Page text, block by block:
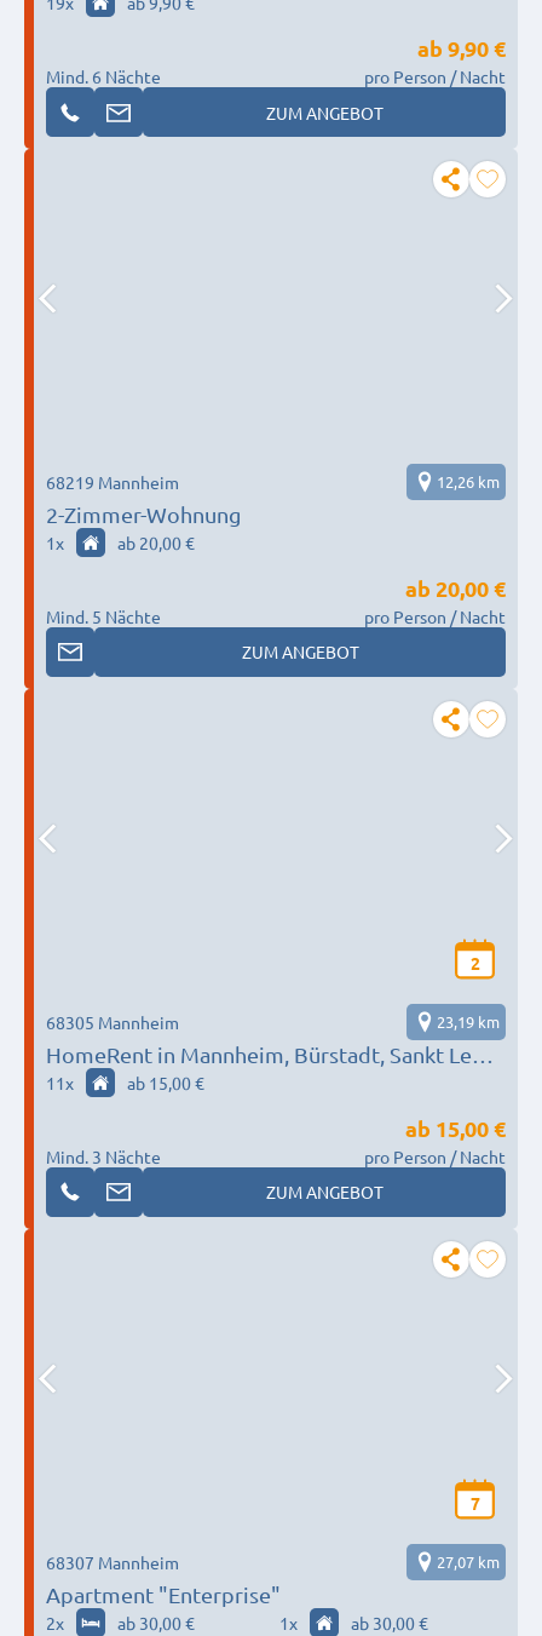
Mind. 6 Nächte
ab 9,90 €
pro Person / Nacht
ZUM ANGEBOT
2-Zimmer-Wohnung
68219 Mannheim 12,26 km
1x ab 20,00 €
Mind. 5 Nächte
ab 20,00 €
pro Person / Nacht
ZUM ANGEBOT
2
HomeRent in Mannheim, Bürstadt, Sankt Leon-
Rot HR-52201-mannheim
68305 Mannheim 23,19 km
11x ab 15,00 €
Mind. 3 Nächte
ab 15,00 €
pro Person / Nacht
ZUM ANGEBOT
7
Apartment "Enterprise"
68307 Mannheim 27,07 km
2x ab 30,00 € 1x ab 30,00 €